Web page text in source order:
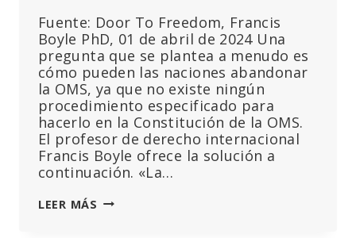
Fuente: Door To Freedom, Francis
Boyle PhD, 01 de abril de 2024 Una
pregunta que se plantea a menudo es
cómo pueden las naciones abandonar
la OMS, ya que no existe ningún
procedimiento especificado para
hacerlo en la Constitución de la OMS.
El profesor de derecho internacional
Francis Boyle ofrece la solución a
continuación. «La…
LEER MÁS SALIR